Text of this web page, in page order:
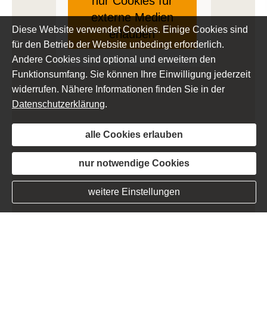
externe Medien
erlauben
Diese Website verwendet Cookies. Einige Cookies sind
für den Betrieb der Website unbedingt erforderlich.
Andere Cookies sind optional und erweitern den
Funktionsumfang. Sie können Ihre Einwilligung jederzeit
widerrufen. Nähere Informationen finden Sie in der
Datenschutzerklärung.
alle Cookies erlauben
nur notwendige Cookies
weitere Einstellungen